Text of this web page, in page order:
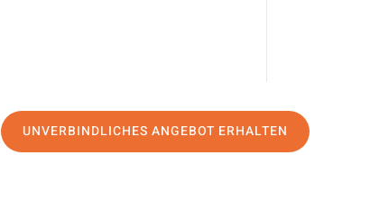
UNVERBINDLICHES ANGEBOT ERHALTEN